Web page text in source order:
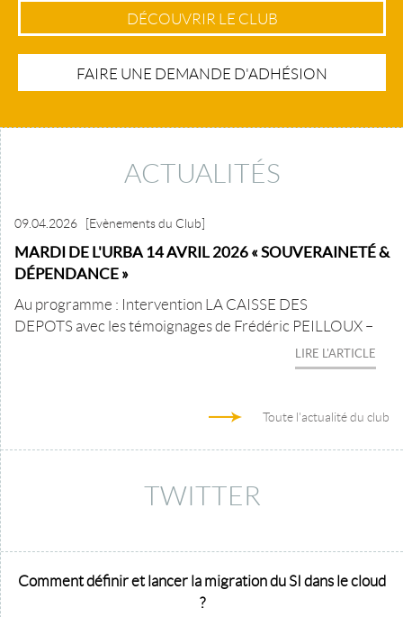
DÉCOUVRIR LE CLUB
FAIRE UNE DEMANDE D'ADHÉSION
ACTUALITÉS
09.04.2026 [Evènements du Club]
MARDI DE L'URBA 14 AVRIL 2026 « SOUVERAINETÉ &
DÉPENDANCE »
Au programme : Intervention LA CAISSE DES
DEPOTS avec les témoignages de Frédéric PEILLOUX –
LIRE L'ARTICLE
Toute l'actualité du club
TWITTER
Comment définir et lancer la migration du SI dans le cloud
?